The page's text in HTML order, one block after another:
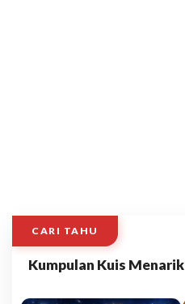
CARI TAHU
Kumpulan Kuis Menarik